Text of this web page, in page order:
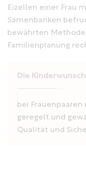
Eizellen einer Frau
Samenbanken
bewährten
Familienplanung
Die
bei
geregelt und
Qualität und